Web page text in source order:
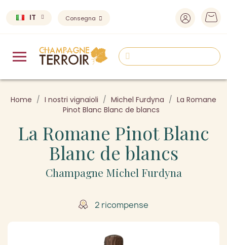
IT Consegna
Home I nostri vignaioli Michel Furdyna
La Romane
Pinot Blanc Blanc de blancs
La Romane Pinot Blanc
Blanc de blancs
Champagne Michel Furdyna
2 ricompense